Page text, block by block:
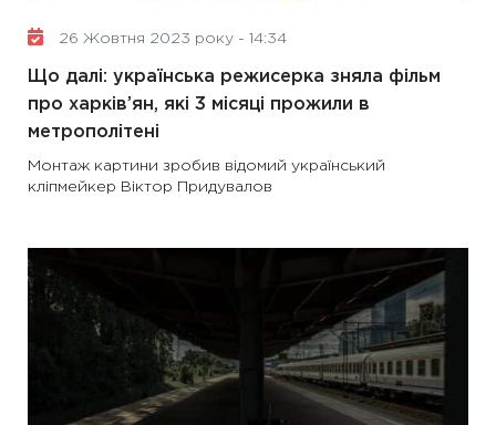
26 Жовтня 2023 року - 14:34
Що далі: українська режисерка зняла фільм
про харків’ян, які 3 місяці прожили в
метрополітені
Монтаж картини зробив відомий український
кліпмейкер Віктор Придувалов